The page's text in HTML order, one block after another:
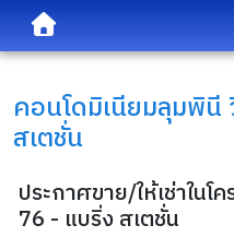
คอนโดมิเนียมลุมพินี
สเตชั่น
ประกาศขาย/ให้เช่าใน
76 - แบริ่ง สเตชั่น